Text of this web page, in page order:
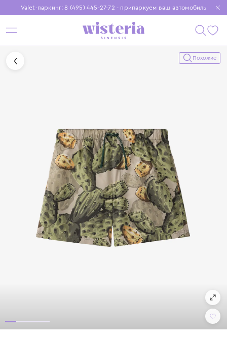
Valet-паркинг: 8 (495) 445-27-72 - припаркуем ваш автомобиль
Бесплатная доставка при заказе от 15 000 ₽
Установите приложение, чтобы покупки были еще удобнее
Похожие